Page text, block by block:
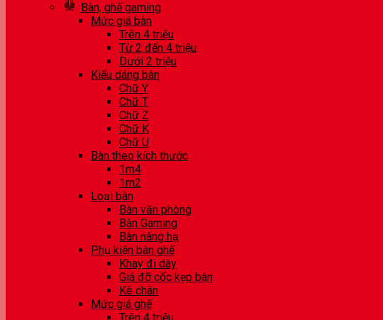
Bàn, ghế gaming
Mức giá bàn
Trên 4 triệu
Từ 2 đến 4 triệu
Dưới 2 triệu
Kiểu dáng bàn
Chữ Y
Chữ T
Chữ Z
Chữ K
Chữ U
Bàn theo kích thước
1m4
1m2
Loại bàn
Bàn văn phòng
Bàn Gaming
Bàn nâng hạ
Phụ kiện bàn ghế
Khay đi dây
Giá đỡ cốc kẹp bàn
Kê chân
Mức giá ghế